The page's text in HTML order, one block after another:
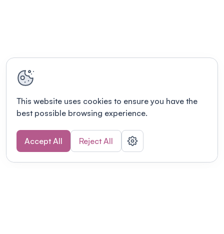
This website uses cookies to ensure you have the
best possible browsing experience.
Accept All Reject All